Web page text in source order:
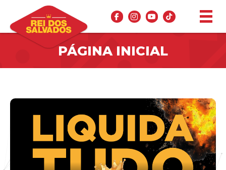
PÁGINA INICIAL